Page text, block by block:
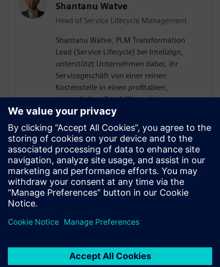
Shantanu Watve
Head of Service Lifecycle Management
Shantanu Watve, PLM Transformation
Lead (Service Lifecycle) bei Intelizign,
unterstützt Unternehmen dabei, ihr
Servicegeschäft von einer reinen
Kostenstelle in einen profitablen,
strategischen Geschäftszweig zu
entwickeln. Durch die Auflösung von
Datensilos und die nahtlose Einbindung
des Servicebereichs in den digitalen
Thread ermöglicht er erstklassige digitale
Serviceprozesse – und steigert damit die
operative Leistungsfähigkeit, die
Kundenzufriedenheit sowie die langfristige
Nachhaltigkeit der Service-Transformation.